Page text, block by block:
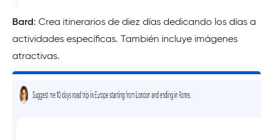
Bard: Crea itinerarios de diez días dedicando los días a
actividades específicas. También incluye imágenes
atractivas.